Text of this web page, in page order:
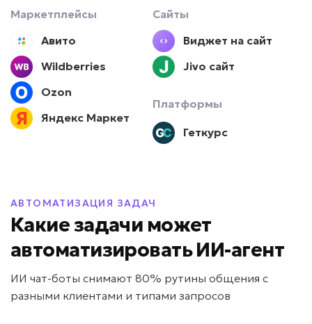
Задача: Подбор товаров и услуг
• До +25% среднего чека
• До +15% конверсии
• До -50% времени консультации
Подробней
Срок реализации
Долго готовятся предложения?
ИИ для расчета КП
Задача: Формирование коммерческих
Маркетплейсы
Авито
Wildberries
Ozon
Яндекс Маркет
Сайты
Виджет на сайт
Jivo сайт
Платформы
Геткурс
АВТОМАТИЗАЦИЯ ЗАДАЧ
Какие задачи может
автоматизировать ИИ-агент
ИИ чат-боты снимают 80% рутины общения с
разными клиентами и типами запросов